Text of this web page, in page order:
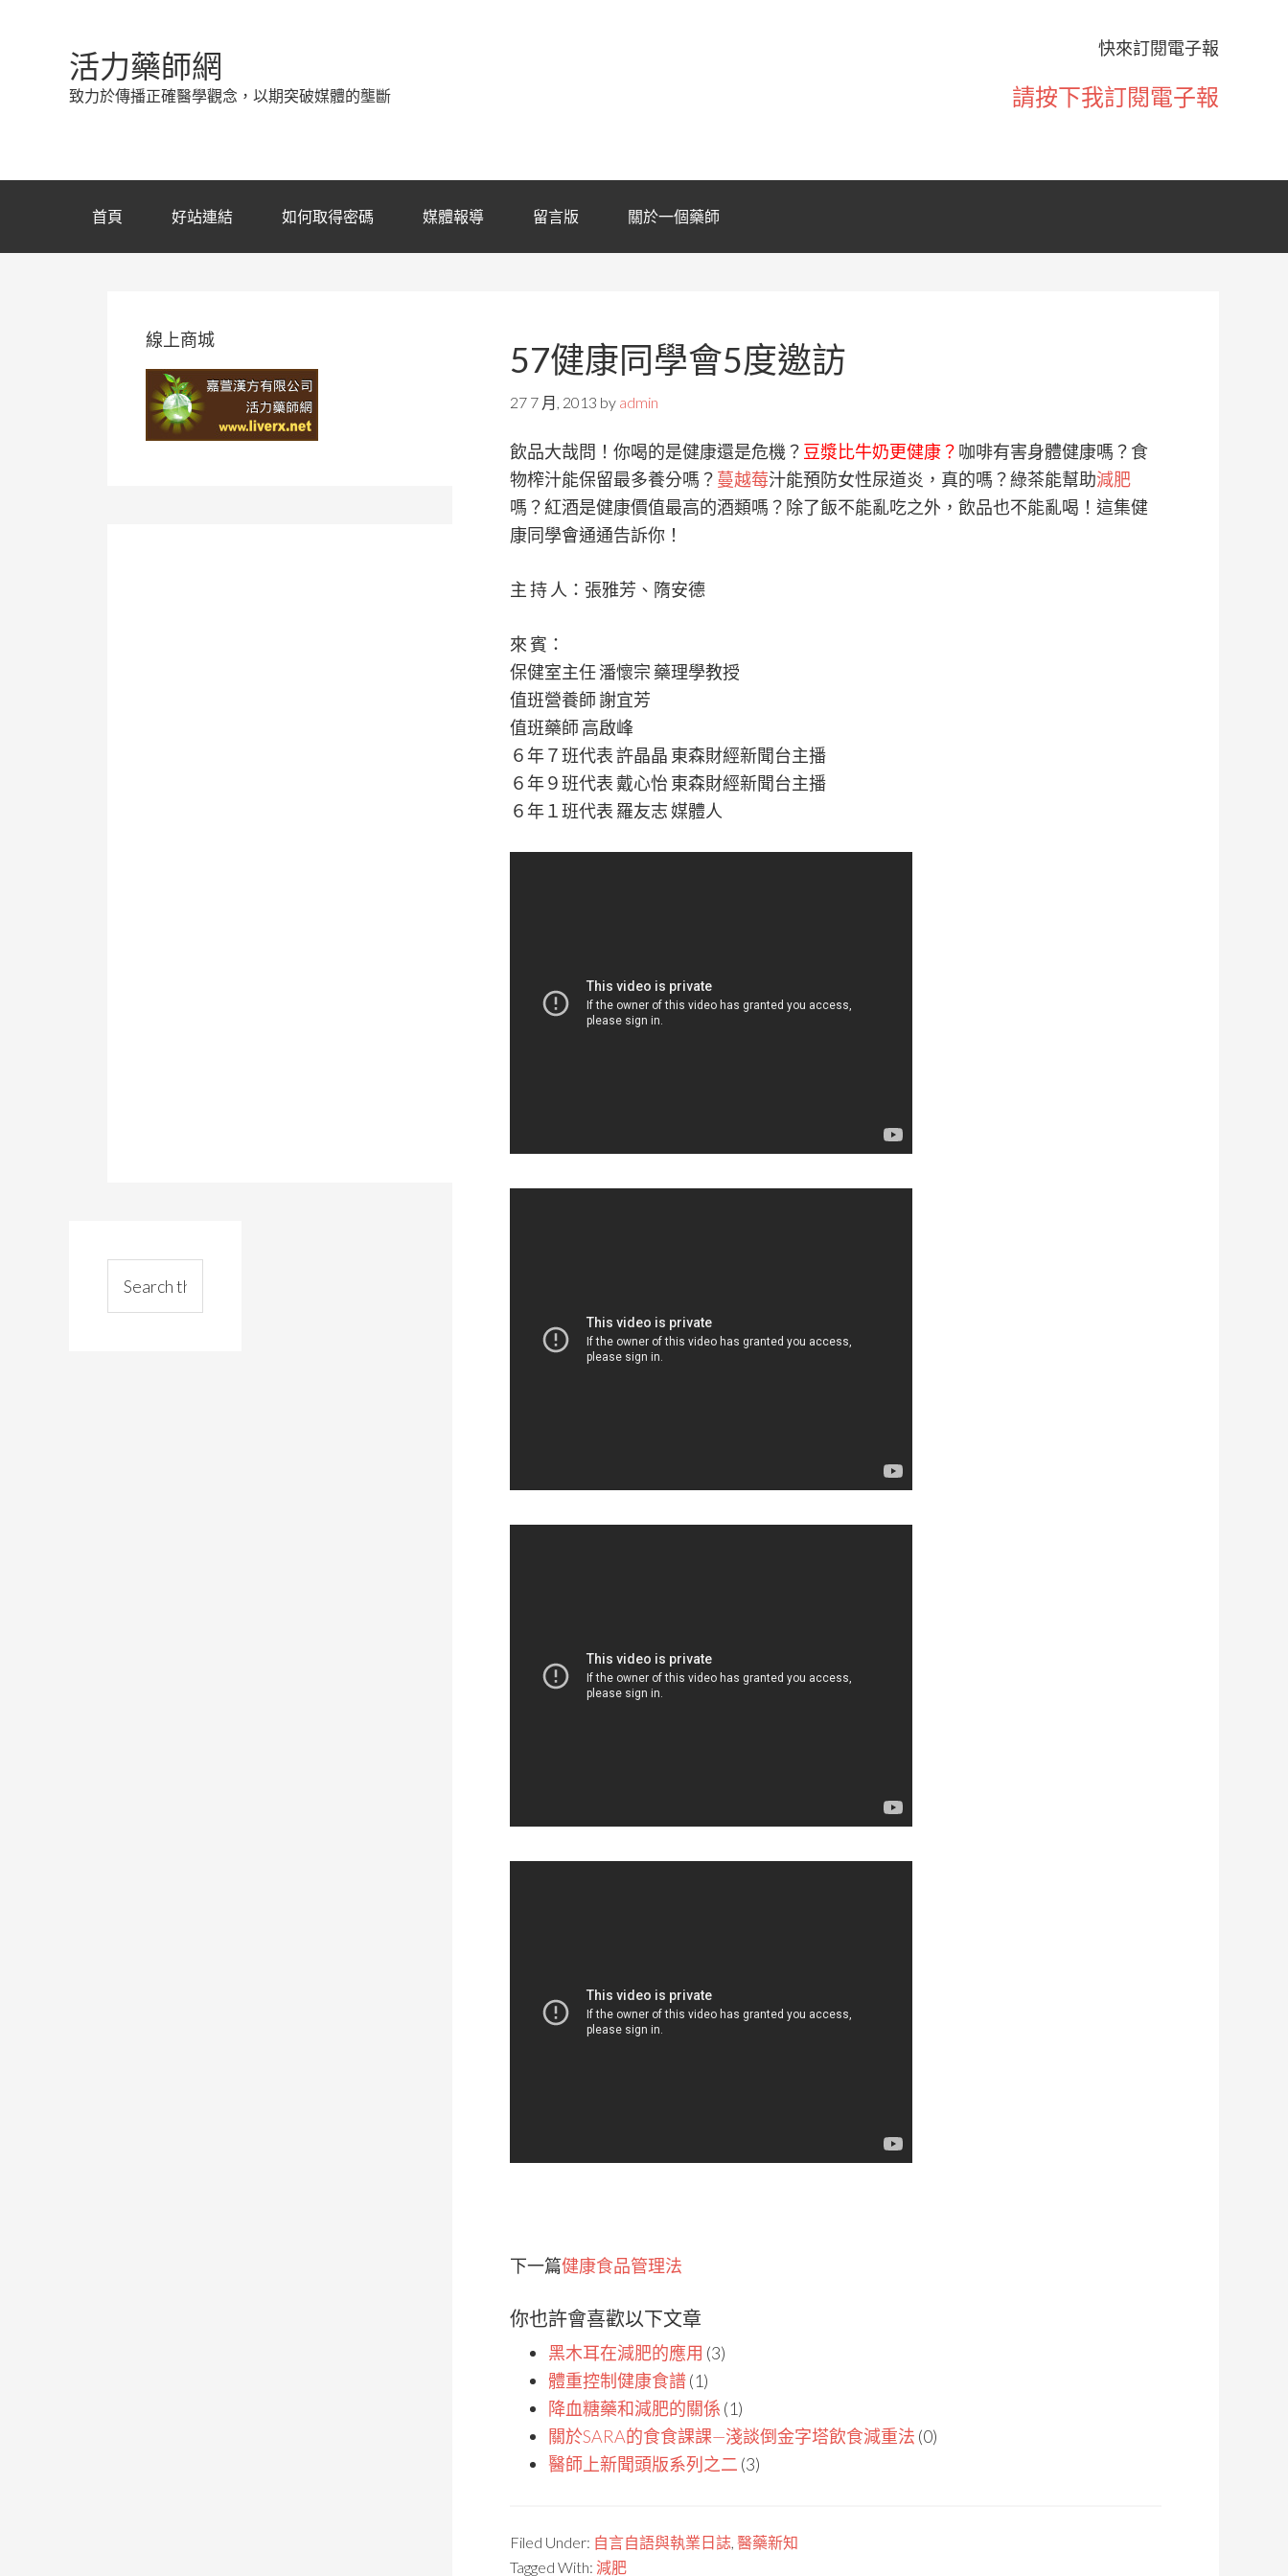
活力藥師網
致力於傳播正確醫學觀念，以期突破媒體的壟斷
快來訂閱電子報
請按下我訂閱電子報
首頁 好站連結 如何取得密碼 媒體報導 留言版 關於一個藥師
57健康同學會5度邀訪
27 7 月, 2013 by admin
飲品大哉問！你喝的是健康還是危機？ 豆漿比牛奶更健康？ 咖啡有害身體健康嗎？食
物榨汁­能保留最多養分嗎？ 蔓越莓汁能預防女性尿道炎，真的嗎？綠茶能幫助減肥
嗎？紅酒是健康­價值最高的酒類嗎？除了飯不能亂吃之外，飲品也不能亂喝！這集健
康同學會通通告訴你！
主 持 人：張雅芳、隋安德
來 賓：
保健室主任 潘懷宗 藥理學教授
值班營養師 謝宜芳
值班藥師 高啟峰
６年７班代表 許晶晶 東森財經新聞台主播
６年９班代表 戴心怡 東森財經新聞台主播
６年１班代表 羅友志 媒體人
下一篇健康食品管理法
你也許會喜歡以下文章
黑木耳在減肥的應用 (3)
體重控制健康食譜(1)
降血糖藥和減肥的關係 (1)
關於SARA的食食課課—淺談倒金字塔飲食減重法 (0)
醫師上新聞頭版系列之二 (3)
Filed Under: 自言自語與執業日誌, 醫藥新知
Tagged With: 減肥
線上商城